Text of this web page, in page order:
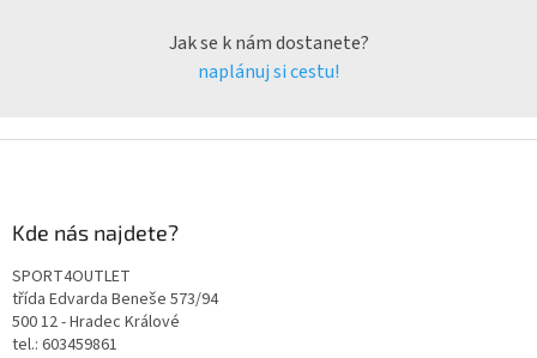
Jak se k nám dostanete?
naplánuj si cestu!
Kde nás najdete?
SPORT4OUTLET
třída Edvarda Beneše 573/94
500 12 - Hradec Králové
tel.: 603459861